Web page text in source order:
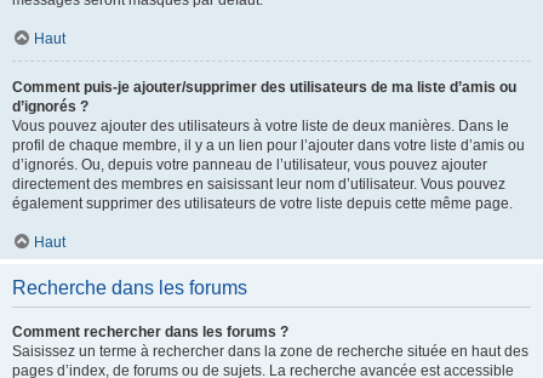
Haut
Comment puis-je ajouter/supprimer des utilisateurs de ma liste d’amis ou
d’ignorés ?
Vous pouvez ajouter des utilisateurs à votre liste de deux manières. Dans le
profil de chaque membre, il y a un lien pour l’ajouter dans votre liste d’amis ou
d’ignorés. Ou, depuis votre panneau de l’utilisateur, vous pouvez ajouter
directement des membres en saisissant leur nom d’utilisateur. Vous pouvez
également supprimer des utilisateurs de votre liste depuis cette même page.
Haut
Recherche dans les forums
Comment rechercher dans les forums ?
Saisissez un terme à rechercher dans la zone de recherche située en haut des
pages d’index, de forums ou de sujets. La recherche avancée est accessible